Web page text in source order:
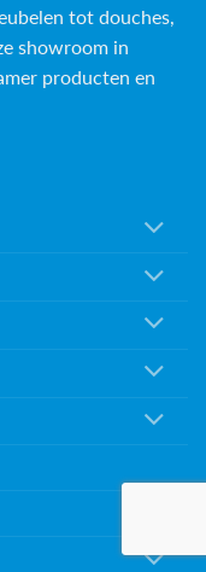
tot douches,
showroom in
producten en